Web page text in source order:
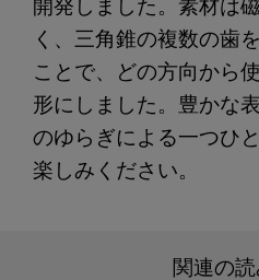
開発しました。素材は
く、三角錐の複数の歯
ことで、どの方向から
形にしました。豊かな
のゆらぎによる一つひ
楽しみください。
関連の